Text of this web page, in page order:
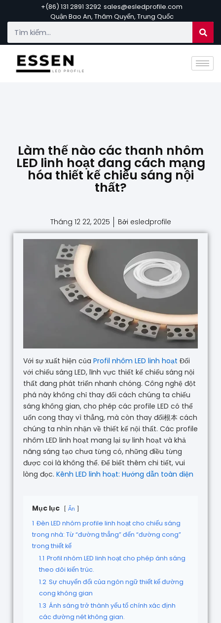
+(86) 131 2891 3292 sales@esledprofile.com
Quận Bao An, Thâm Quyến, Trung Quốc
Làm thế nào các thanh nhôm
LED linh hoạt đang cách mạng
hóa thiết kế chiếu sáng nội
thất?
Tháng 12 22, 2025 Bởi esledprofile
Với sự xuất hiện của Profil nhôm LED linh hoạt Đối
với chiếu sáng LED, lĩnh vực thiết kế chiếu sáng nội
thất đang phát triển nhanh chóng. Công nghệ đột
phá này không chỉ thay đổi cách chúng ta chiếu
sáng không gian, cho phép các profile LED có thể
uốn cong thay vì thẳng, mà còn thay đổi根本 cách
chúng ta nhìn nhận về thiết kế nội thất. Các profile
nhôm LED linh hoạt mang lại sự linh hoạt và khả
năng sáng tạo chưa từng có, những điều từng
được coi là không thể. Để biết thêm chi tiết, vui
lòng đọc. Kênh LED linh hoạt: Hướng dẫn toàn diện
Mục lục Ẩn
1 Đèn LED nhôm profile linh hoạt cho chiếu sáng
trong nhà: Từ “đường thẳng” đến “đường cong”
trong thiết kế
1.1 Profil nhôm LED linh hoạt cho phép ánh sáng
theo dõi kiến trúc.
1.2 Sự chuyển đổi của ngôn ngữ thiết kế đường
cong không gian
1.3 Ánh sáng trở thành yếu tố chính xác định
các đường nét không gian.